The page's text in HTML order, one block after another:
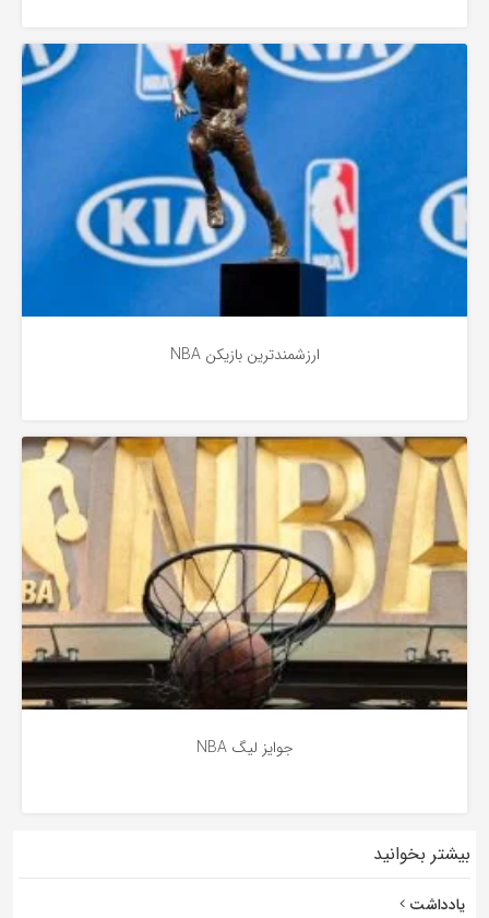
ارزشمندترین بازیکن NBA
5 سال پیش
جوایز لیگ NBA
5 سال پیش
بیشتر بخوانید
یادداشت